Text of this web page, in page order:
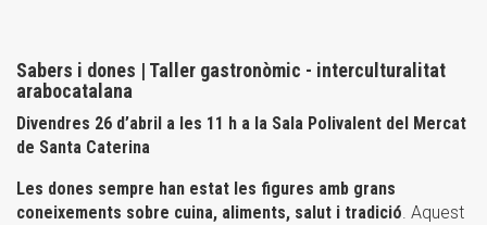
Sabers i dones | Taller gastronòmic - interculturalitat
arabocatalana
Divendres 26 d’abril a les 11 h a la Sala Polivalent del Mercat
de Santa Caterina
Les dones sempre han estat les figures amb grans
coneixements sobre cuina, aliments, salut i tradició. Aquest